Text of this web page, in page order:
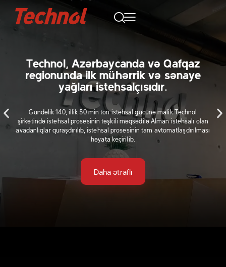
Technol, Azərbaycanda və Qafqaz
regionunda ilk mühərrik və sənaye
yağları istehsalçısıdır.
Gündəlik 140, illik 50 min ton istehsal gücünə malik Technol
şirkətində istehsal prosesinin təşkili məqsədilə Alman istehsalı olan
avadanlıqlar quraşdırılıb, istehsal prosesinin tam avtomatlaşdırılması
həyata keçirilib.
Daha ətraflı